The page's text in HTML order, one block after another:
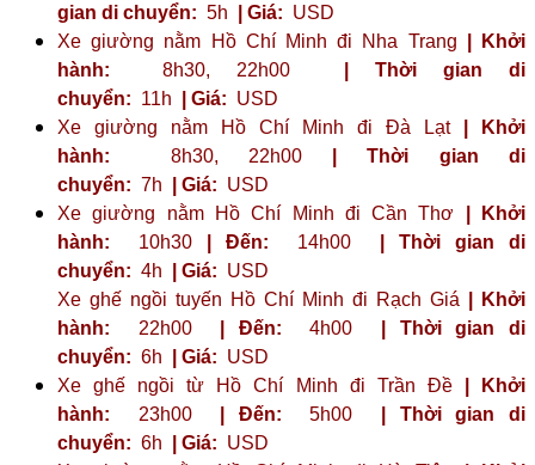
gian di chuyển: 5h | Giá: USD
Xe giường nằm Hồ Chí Minh đi Nha Trang
| Khởi
hành: 8h30, 22h00
| Thời gian di
chuyển: 11h | Giá: USD
Xe giường nằm Hồ Chí Minh đi Đà Lạt
| Khởi
hành: 8h30, 22h00
| Thời gian di
chuyển: 7h | Giá: USD
Xe giường nằm Hồ Chí Minh đi Cần Thơ
| Khởi
hành: 10h30 | Đến: 14h00
| Thời gian di
chuyển: 4h | Giá: USD
Xe ghế ngồi tuyến Hồ Chí Minh đi Rạch Giá
| Khởi
hành: 22h00 | Đến: 4h00
| Thời gian di
chuyển: 6h | Giá: USD
Xe ghế ngồi từ Hồ Chí Minh đi Trần Đề
| Khởi
hành: 23h00 | Đến: 5h00
| Thời gian di
chuyển: 6h | Giá: USD